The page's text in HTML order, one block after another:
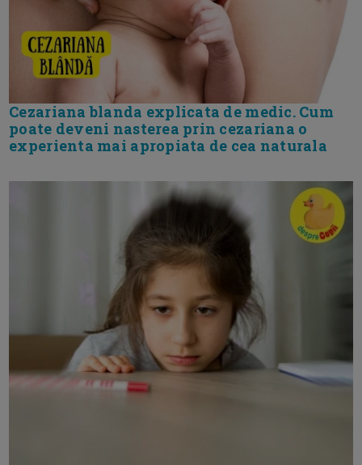
Cezariana blanda explicata de medic. Cum
poate deveni nasterea prin cezariana o
experienta mai apropiata de cea naturala